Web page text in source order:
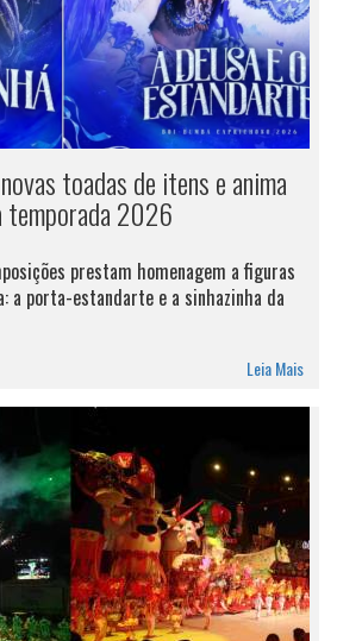
toadas de itens e anima
temporada 2026
prestam homenagem a figuras
a porta-estandarte e a sinhazinha da
Leia Mais